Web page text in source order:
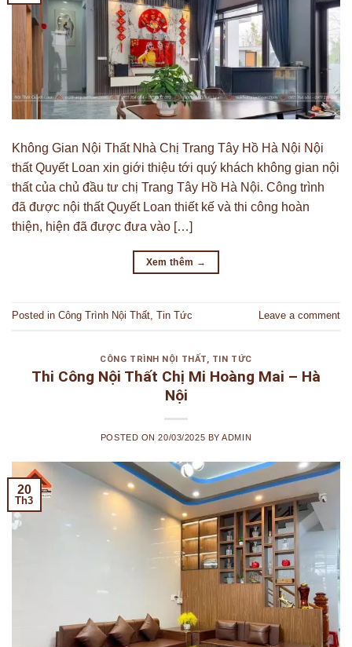
Không Gian Nội Thất Nhà Chị Trang Tây Hồ Hà Nội Nội
thất Quyết Loan xin giới thiệu tới quý khách không gian nội
thất của chủ đầu tư chị Trang Tây Hồ Hà Nội. Công trình
đã được nội thất Quyết Loan thiết kế và thi công hoàn
thiện, hiện đã được đưa vào […]
Xem thêm →
Posted in Công Trình Nội Thất, Tin Tức Leave a comment
CÔNG TRÌNH NỘI THẤT, TIN TỨC
Thi Công Nội Thất Chị Mi Hoàng Mai – Hà
Nội
POSTED ON20/03/2025 BYADMIN
20
Th3